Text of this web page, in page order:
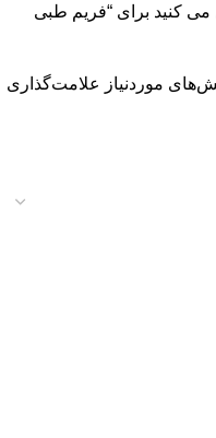
می کنید برای “فریم طبی
موردنیاز علامت‌گذاری